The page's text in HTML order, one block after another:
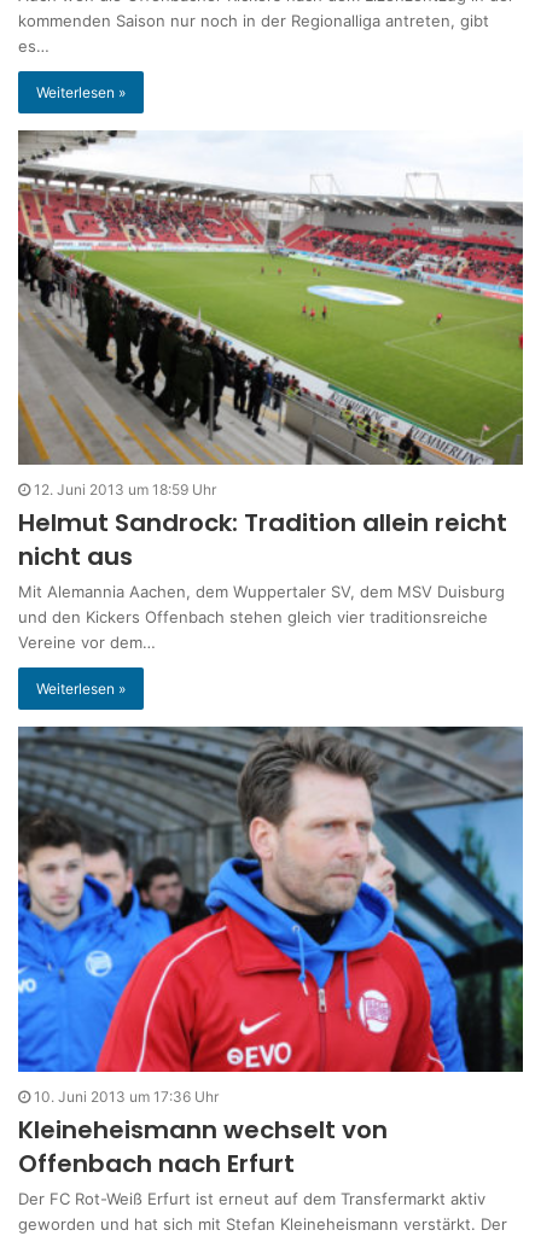
kommenden Saison nur noch in der Regionalliga antreten, gibt
es…
Weiterlesen »
12. Juni 2013 um 18:59 Uhr
Helmut Sandrock: Tradition allein reicht
nicht aus
Mit Alemannia Aachen, dem Wuppertaler SV, dem MSV Duisburg
und den Kickers Offenbach stehen gleich vier traditionsreiche
Vereine vor dem…
Weiterlesen »
10. Juni 2013 um 17:36 Uhr
Kleineheismann wechselt von
Offenbach nach Erfurt
Der FC Rot-Weiß Erfurt ist erneut auf dem Transfermarkt aktiv
geworden und hat sich mit Stefan Kleineheismann verstärkt. Der